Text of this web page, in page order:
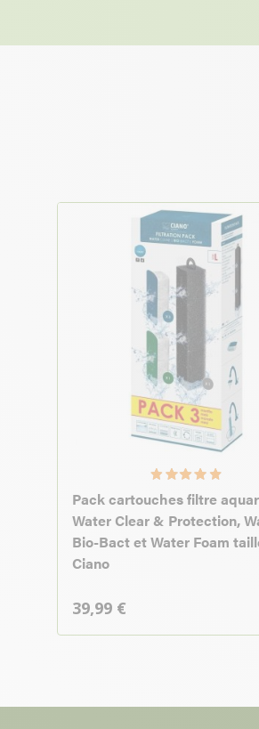
Pack cartouches filtre
Water Clear & Protection,
Bio-Bact et Water Foam
Ciano
39,99 €